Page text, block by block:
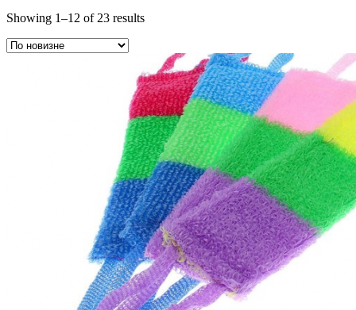
Showing 1–12 of 23 results